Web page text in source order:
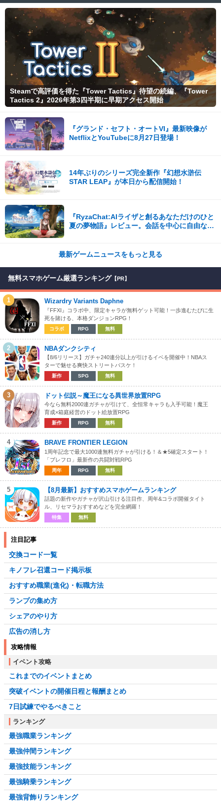
Steamで高評価を得た『Tower Tactics』待望の続編、『Tower
Tactics 2』2026年第3四半期に早期アクセス開始
『グランド・セフト・オートVI』最新映像が
NetflixとYouTubeに8月27日登場！
14年ぶりのシリーズ完全新作『幻想水滸伝
STAR LEAP』が本日から配信開始！
『RyzaChat:AIライザと創るあなただけのひと
夏の夢物語』レビュー。会話を中心に自由な冒
最新ゲームニュースをもっと見る
無料スマホゲーム厳選ランキング 【PR】
1 Wizardry Variants Daphne
『FFXI』コラボ中、限定キャラが無料ゲット可能！一歩進むたびに生
死を賭ける、本格ダンジョンRPG！
コラボ RPG 無料
2 NBAダンクシティ
【8/6リリース】ガチャ240連分以上が引けるイベを開催中！NBAス
ターで魅せる爽快ストリートバスケ！
新作 SPG 無料
3 ドット伝説～魔王になる異世界放置RPG
今なら無料2000連ガチャが引けて、全恒常キャラも入手可能！魔王
育成×箱庭経営のドット絵放置RPG
新作 RPG 無料
4 BRAVE FRONTIER LEGION
1周年記念で最大1000連無料ガチャが引ける！＆★5確定スタート！
「ブレフロ」最新作の共闘対戦RPG
周年 RPG 無料
5 【8月最新】おすすめスマホゲームランキング
話題の新作やガチャが沢山引ける注目作、周年&コラボ開催タイト
ル、リセマラおすすめなどを完全網羅！
特集 無料
注目記事
交換コード一覧
キノフレ召還コード掲示板
おすすめ職業(進化)・転職方法
ランプの集め方
シェアのやり方
広告の消し方
攻略情報
イベント攻略
これまでのイベントまとめ
突破イベントの開催日程と報酬まとめ
7日試練でやるべきこと
ランキング
最強職業ランキング
最強仲間ランキング
最強技能ランキング
最強騎乗ランキング
最強背飾りランキング